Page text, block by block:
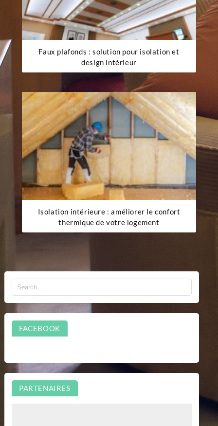
Faux plafonds : solution pour isolation et
design intérieur
Isolation intérieure : améliorer le confort
thermique de votre logement
FACEBOOK
PARTENAIRES